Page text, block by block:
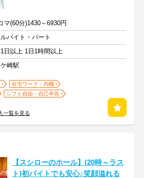
マ(60分)1430～6930円
バイト・パート
日以上 1日1時間以上
崎駅
在宅ワーク・内職
シフト自由・自己申告
一覧を見る
【スシローのホール】(20時～ラス
ト)初バイトでも安心♪笑顔溢れる